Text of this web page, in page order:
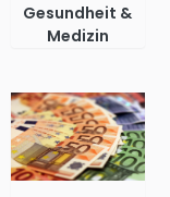
Gesundheit &
Medizin